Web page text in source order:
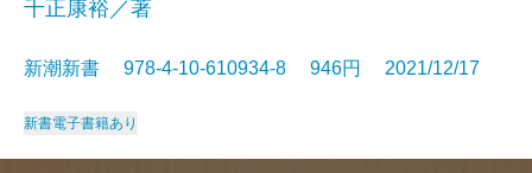
千正康裕／著
新潮新書 978-4-10-610934-8 946円 2021/12/17
新書電子書籍あり